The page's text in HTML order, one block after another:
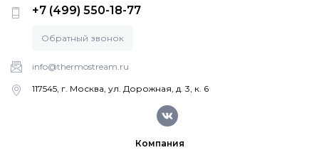
Электрические водонагреватели Ferroli
Алюминиевые радиаторы Ferroli
+7 (499) 550-18-77
Обратный звонок
info@thermostream.ru
117545, г. Москва, ул. Дорожная, д. 3, к. 6
Компания